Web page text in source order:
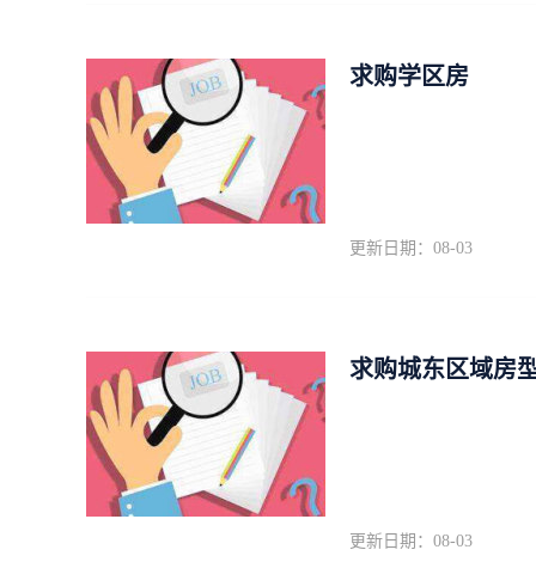
求购学区房
更新日期：08-03
求购城东区域房
更新日期：08-03